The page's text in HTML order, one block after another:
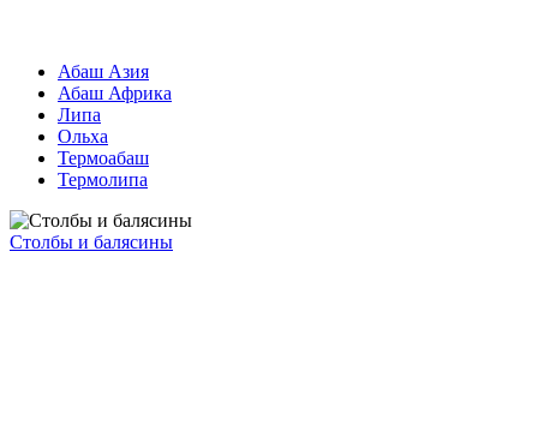
Абаш Азия
Абаш Африка
Липа
Ольха
Термоабаш
Термолипа
Столбы и балясины